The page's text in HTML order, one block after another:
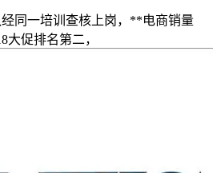
同一培训查核上岗，**电商销量
大促排名第二，